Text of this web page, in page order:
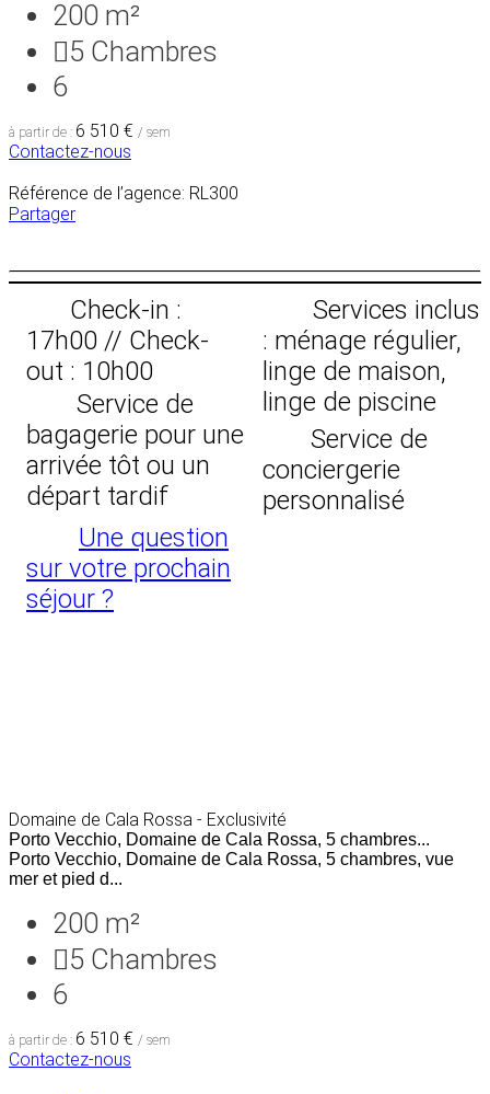
200 m²
5 Chambres
6
à partir de : 6 510 € / sem
Contactez-nous
Référence de l’agence: RL300
Partager
Check-in :
17h00 // Check-
out : 10h00
Service de
bagagerie pour une
arrivée tôt ou un
départ tardif
Une question
sur votre prochain
séjour ?
Services inclus
: ménage régulier,
linge de maison,
linge de piscine
Service de
conciergerie
personnalisé
Domaine de Cala Rossa - Exclusivité
Porto Vecchio, Domaine de Cala Rossa, 5 chambres...
Porto Vecchio, Domaine de Cala Rossa, 5 chambres, vue
mer et pied d...
200 m²
5 Chambres
6
à partir de : 6 510 € / sem
Contactez-nous